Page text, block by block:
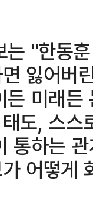
"한동
잃어버
든 미래
도, 스
통하는
어떻게